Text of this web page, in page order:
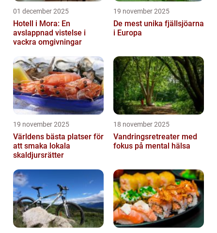
01 december 2025
Hotell i Mora: En
avslappnad vistelse i
vackra omgivningar
19 november 2025
De mest unika fjällsjöarna
i Europa
19 november 2025
Världens bästa platser för
att smaka lokala
skaldjursrätter
18 november 2025
Vandringsretreater med
fokus på mental hälsa